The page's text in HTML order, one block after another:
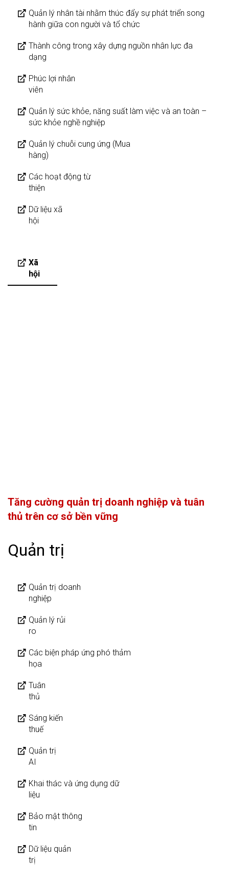
Quản lý nhân tài nhằm thúc đẩy sự phát triển song
hành giữa con người và tổ chức
Thành công trong xây dựng nguồn nhân lực đa
dạng
Phúc lợi nhân
viên
Quản lý sức khỏe, năng suất làm việc và an toàn –
sức khỏe nghề nghiệp
Quản lý chuỗi cung ứng (Mua
hàng)
Các hoạt động từ
thiện
Dữ liệu xã
hội
Xã
hội
Tăng cường quản trị doanh nghiệp và tuân
thủ trên cơ sở bền vững
Quản trị
Quản trị doanh
nghiệp
Quản lý rủi
ro
Các biện pháp ứng phó thảm
họa
Tuân
thủ
Sáng kiến
thuế
Quản trị
AI
Khai thác và ứng dụng dữ
liệu
Bảo mật thông
tin
Dữ liệu quản
trị